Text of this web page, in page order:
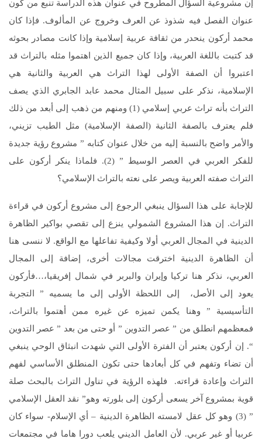
إن مشروعية السؤال المطروح في عنوان هذه الدراسة تنبع من كون
عنوان الفصل فيه شذوذ عن العرف وخروج عن المألوف. فإذا كان
محمد أركون ينحدر من ثقافة عربية إسلامية وإذا كانت مصادر بحوثه
قد كتبت باللغة العربية، وإذا كان جميع الذين اهتموا مثله بالتراث قد
اعتبروا أن الصفة الأولى لهذا التراث هي العربية والثانية هي
الإسلامية، نذكر على سبيل المثال محمد عابد الجابري الذي يصف
التراث بأنه تراث عربي إسلامي (1) ومنهم من ذهب إلى أبعد من ذلك
فلم يعترف بالصفة الثانية (الصفة الإسلامية) مثل الطيب تزيني،
والأمر واضح بالنسبة إليه من خلال عنوان كتابه ” مشروع رؤية جديدة
للفكر العربي في العصر الوسيط ” (2). فلماذا ينكر أركون على
التراث صفته العربية ويصر على نعته بالتراث الإسلامي؟
للإجابة على هذا السؤال ينبغي الرجوع إلى مشروع أركون في قراءة
التراث. إن هذا المشروع الشمولي ينزع إلى تقصي بواكير الظاهرة
الدينية في المجال العربي أولا وكيفية تفاعلها مع الواقع. لا ننسى هنا
أن الظاهرة الدينية اخترقت مجالات أخرى، إضافة إلى المجال
العربي، نذكر هنا تركيا وإيران والبربر في شمال إفريقيا،…فأركون
يعود إلى الأصل، إلى اللحظة الأولى إلى ما يسميه ” التجربة
التأسيسية ” وهنا يكمن تميزه عن غيره ممن أهتموا بالتراث،
فمعظمهم انطلق من ” عصر التدوين ” أو حتى من بعد ” عصر التدوين
“. إن أركون يعتبر أن الفترة الأولى التي شهدت انبثاق الوحي ينبغي
أن تضاء وتفهم في كل أبعادها حتى تكون المنطلق الأساسي لفهم
التراث وإعادة قراءته. فلهذه الرؤية في تناول التراث بالبحث صلة
قوية بمشروع آخر يسعى أركون إلى بلورته وهو” نقد العقل الإسلامي
” (3) وهو كل عقل لامسته الظاهرة الدينية – أي الإسلام- سواء كان
عربيا أو غير عربي. لأن العامل الديني يلعب دورا هاما في مجتمعات